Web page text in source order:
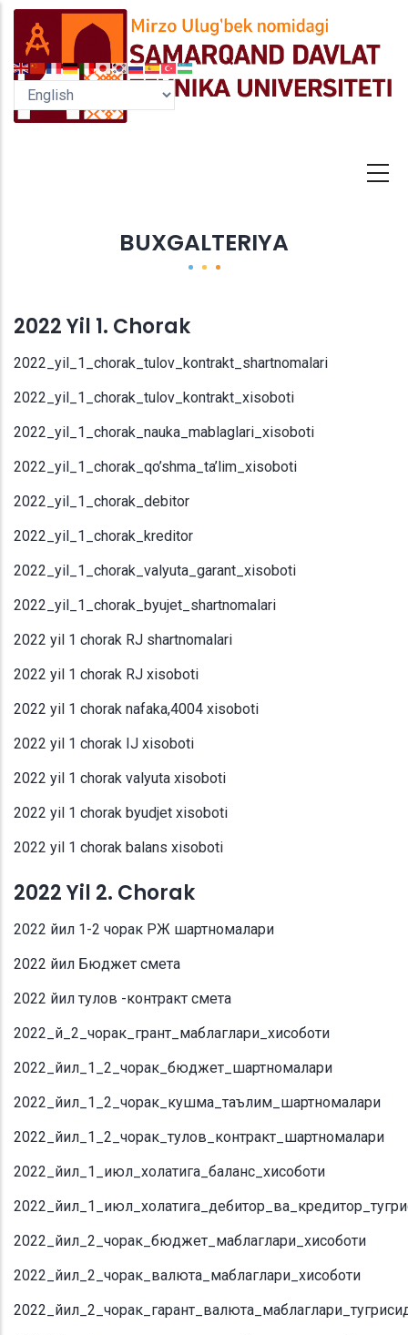
Skip
main
content
BUXGALTERIYA
2022 Yil 1. Chorak
2022_yil_1_chorak_tulov_kontrakt_shartnomalari
2022_yil_1_chorak_tulov_kontrakt_xisoboti
2022_yil_1_chorak_nauka_mablaglari_xisoboti
2022_yil_1_chorak_qo’shma_ta’lim_xisoboti
2022_yil_1_chorak_debitor
2022_yil_1_chorak_kreditor
2022_yil_1_chorak_valyuta_garant_xisoboti
2022_yil_1_chorak_byujet_shartnomalari
2022 yil 1 chorak RJ shartnomalari
2022 yil 1 chorak RJ xisoboti
2022 yil 1 chorak nafaka,4004 xisoboti
2022 yil 1 chorak IJ xisoboti
2022 yil 1 chorak valyuta xisoboti
2022 yil 1 chorak byudjet xisoboti
2022 yil 1 chorak balans xisoboti
2022 Yil 2. Chorak
2022 йил 1-2 чорак РЖ шартномалари
2022 йил Бюджет смета
2022 йил тулов -контракт смета
2022_й_2_чорак_грант_маблаглари_хисоботи
2022_йил_1_2_чорак_бюджет_шартномалари
2022_йил_1_2_чорак_кушма_таълим_шартномалари
2022_йил_1_2_чорак_тулов_контракт_шартномалари
2022_йил_1_июл_холатига_баланс_хисоботи
2022_йил_2_чорак_бюджет_маблаглари_хисоботи
2022_йил_2_чорак_валюта_маблаглари_хисоботи